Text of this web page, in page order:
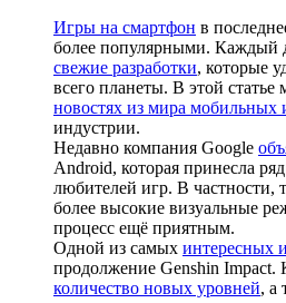
Игры на смартфон в
более популярными. Каждый
свежие разработки, которые
всего планеты. В этой
новостях из мира мобильных
индустрии.
Недавно компания Google
Android, которая принесла
любителей игр. В частности,
более высокие визуальные
процесс ещё приятным.
Одной из самых интересных
продолжение Genshin Impact.
количество новых уровней, а